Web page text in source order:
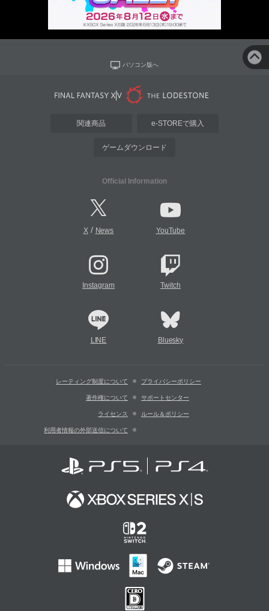
パソコン版へ
関連商品 e-STOREで購入
ゲームダウンロード
Official Information
X/ News YouTube
Instagram Twitch
LINE Bluesky
レーティング制度について プライバシーポリシー
著作権について サポートセンター
ライセンス ルール＆ポリシー
利用者情報の外部送信について